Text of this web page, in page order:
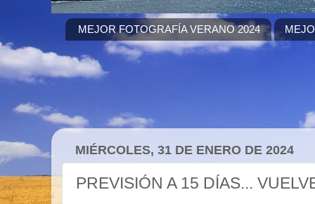
MEJOR FOTOGRAFÍA VERANO 2024
MIÉRCOLES, 31 DE ENERO DE 2024
PREVISIÓN A 15 DÍAS...